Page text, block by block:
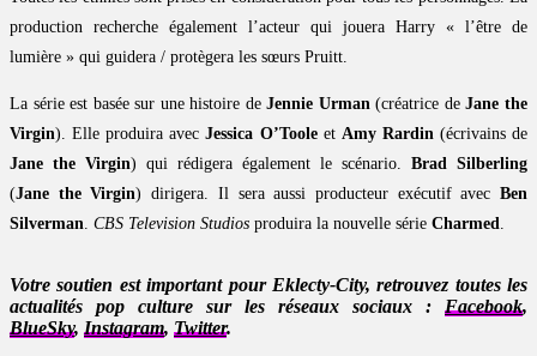
production recherche également l’acteur qui jouera Harry « l’être de
lumière » qui guidera / protègera les sœurs Pruitt.
La série est basée sur une histoire deJennie Urman(créatrice deJane the
Virgin). Elle produira avecJessica O’Tooleet Amy Rardin(écrivains de
Jane the Virgin) qui rédigera également le scénario. Brad Silberling
(Jane the Virgin) dirigera. Il sera aussi producteur exécutif avecBen
Silverman. CBS Television Studios produira la nouvelle série Charmed.
Votre soutien est important pour Eklecty-City, retrouvez toutes les
actualités pop culture sur les réseaux sociaux : Facebook,
BlueSky, Instagram, Twitter.